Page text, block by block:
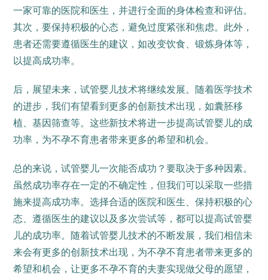
一家可靠的医院和医生，并进行全面的身体检查和评估。
其次，要保持积极的心态，避免过度紧张和焦虑。此外，
患者还需要遵循医生的建议，如改变饮食、锻炼身体等，
以提高成功率。
后，展望未来，试管婴儿技术将继续发展。随着医学技术
的进步，我们有望看到更多的创新技术出现，如囊胚移
植、基因筛查等。这些新技术将进一步提高试管婴儿的成
功率，为不孕不育患者带来更多的希望和机会。
总的来说，试管婴儿一次能否成功？要取决于多种因素。
虽然成功率存在一定的不确定性，但我们可以采取一些措
施来提高成功率。选择合适的医院和医生、保持积极的心
态、遵循医生的建议以及多次尝试等，都可以提高试管婴
儿的成功率。随着试管婴儿技术的不断发展，我们相信未
来会有更多的创新技术出现，为不孕不育患者带来更多的
希望和机会，让更多不孕不育的夫妻实现做父母的愿望，